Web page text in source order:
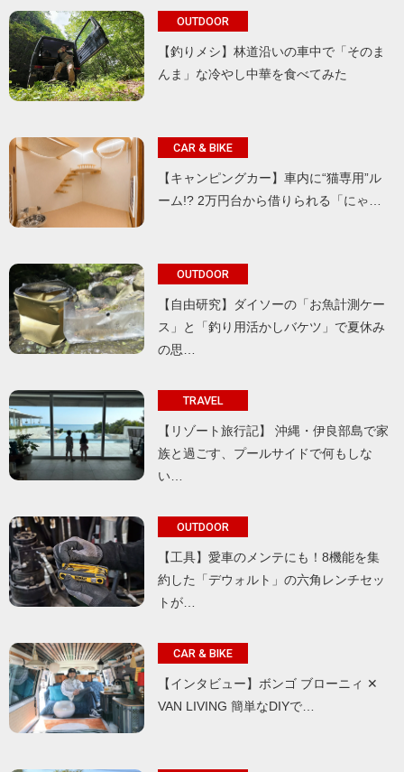
OUTDOOR
【釣りメシ】林道沿いの車中で「そのま
んま」な冷やし中華を食べてみた
CAR & BIKE
【キャンピングカー】車内に“猫専用”ル
ーム!? 2万円台から借りられる「にゃ…
OUTDOOR
【自由研究】ダイソーの「お魚計測ケー
ス」と「釣り用活かしバケツ」で夏休み
の思…
TRAVEL
【リゾート旅行記】 沖縄・伊良部島で家
族と過ごす、プールサイドで何もしな
い…
OUTDOOR
【工具】愛車のメンテにも！8機能を集
約した「デウォルト」の六角レンチセッ
トが…
CAR & BIKE
【インタビュー】ボンゴ ブローニィ ✕
VAN LIVING 簡単なDIYで…